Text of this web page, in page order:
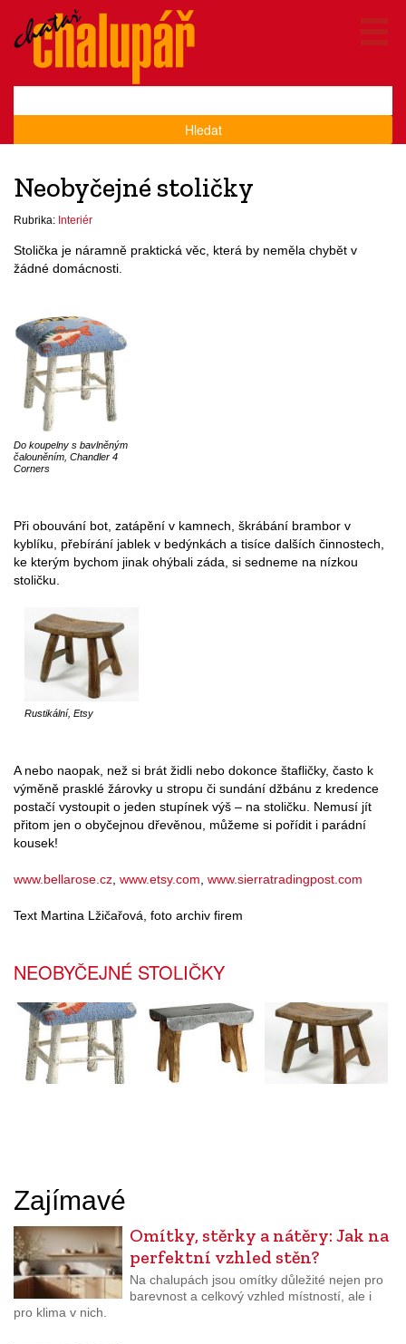
Hledat
Neobyčejné stoličky
Rubrika: Interiér
Stolička je náramně praktická věc, která by neměla chybět v
žádné domácnosti.
Do koupelny s bavlněným
čalouněním, Chandler 4
Corners
Při obouvání bot, zatápění v kamnech, škrábání brambor v
kyblíku, přebírání jablek v bedýnkách a tisíce dalších činnostech,
ke kterým bychom jinak ohýbali záda, si sedneme na nízkou
stoličku.
Rustikální, Etsy
A nebo naopak, než si brát židli nebo dokonce štafličky, často k
výměně prasklé žárovky u stropu či sundání džbánu z kredence
postačí vystoupit o jeden stupínek výš – na stoličku. Nemusí jít
přitom jen o obyčejnou dřevěnou, můžeme si pořídit i parádní
kousek!
www.bellarose.cz, www.etsy.com, www.sierratradingpost.com
Text Martina Lžičařová, foto archiv firem
NEOBYČEJNÉ STOLIČKY
Zajímavé
Omítky, stěrky a nátěry: Jak na
perfektní vzhled stěn?
Na chalupách jsou omítky důležité nejen pro
barevnost a celkový vzhled místností, ale i
pro klima v nich.